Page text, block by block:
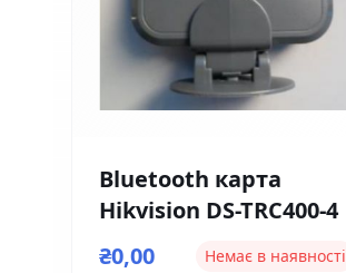
Bluetooth карта
Hikvision DS-TRC400-4
₴0,00
Немає в наявності